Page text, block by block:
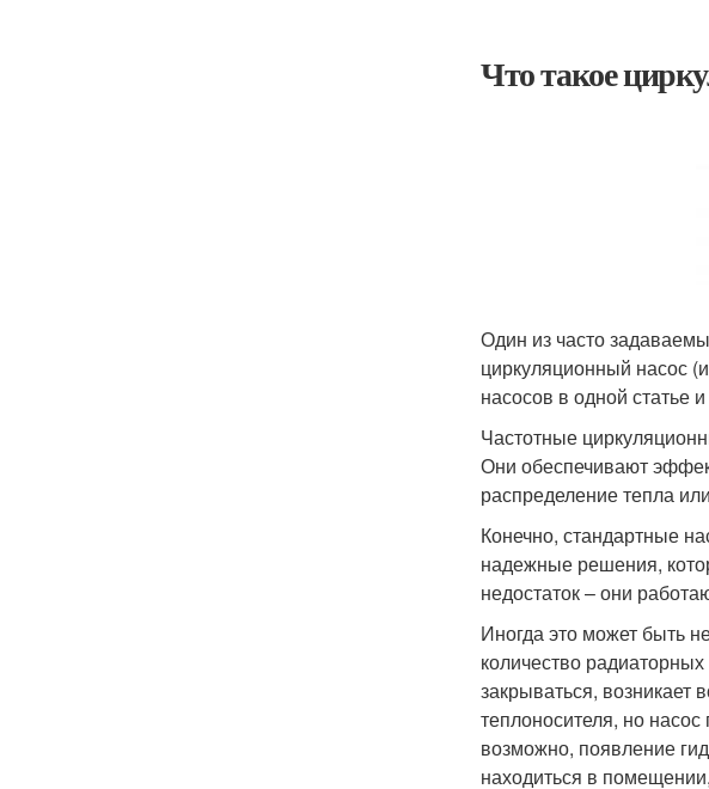
Что такое
Один из часто
циркуляционный насос
насосов в одной статье
Частотные
Они обеспечивают
распределение тепла
Конечно, стандартные
надежные решения,
недостаток – они
Иногда это может быть
количество
закрываться, возникает
теплоносителя, но
возможно, появление
находиться в